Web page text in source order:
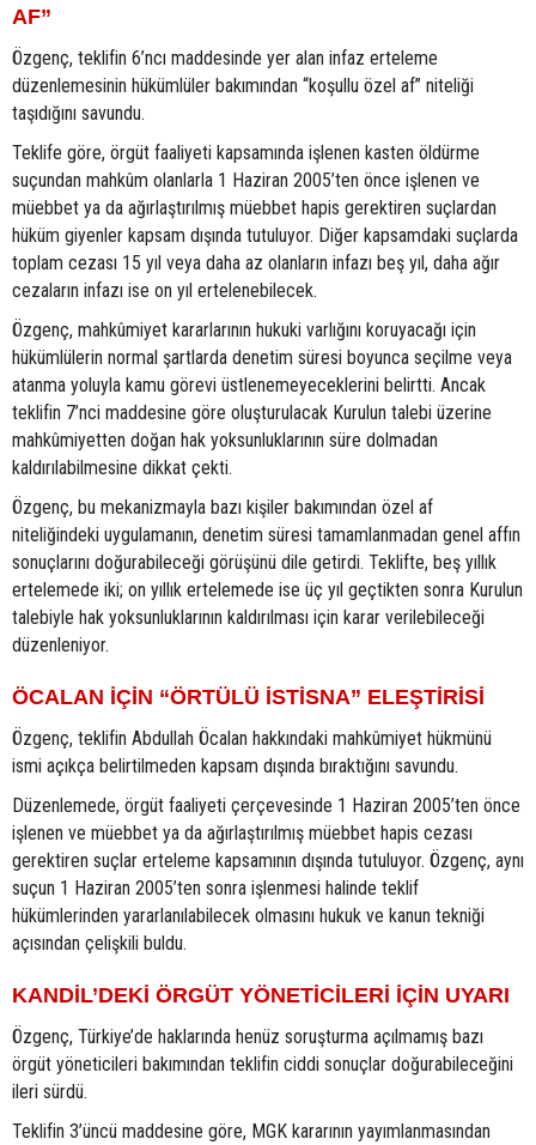
AF”
Özgenç, teklifin 6’ncı maddesinde yer alan infaz erteleme
düzenlemesinin hükümlüler bakımından “koşullu özel af” niteliği
taşıdığını savundu.
Teklife göre, örgüt faaliyeti kapsamında işlenen kasten öldürme
suçundan mahkûm olanlarla 1 Haziran 2005’ten önce işlenen ve
müebbet ya da ağırlaştırılmış müebbet hapis gerektiren suçlardan
hüküm giyenler kapsam dışında tutuluyor. Diğer kapsamdaki suçlarda
toplam cezası 15 yıl veya daha az olanların infazı beş yıl, daha ağır
cezaların infazı ise on yıl ertelenebilecek.
Özgenç, mahkûmiyet kararlarının hukuki varlığını koruyacağı için
hükümlülerin normal şartlarda denetim süresi boyunca seçilme veya
atanma yoluyla kamu görevi üstlenemeyeceklerini belirtti. Ancak
teklifin 7’nci maddesine göre oluşturulacak Kurulun talebi üzerine
mahkûmiyetten doğan hak yoksunluklarının süre dolmadan
kaldırılabilmesine dikkat çekti.
Özgenç, bu mekanizmayla bazı kişiler bakımından özel af
niteliğindeki uygulamanın, denetim süresi tamamlanmadan genel affın
sonuçlarını doğurabileceği görüşünü dile getirdi. Teklifte, beş yıllık
ertelemede iki; on yıllık ertelemede ise üç yıl geçtikten sonra Kurulun
talebiyle hak yoksunluklarının kaldırılması için karar verilebileceği
düzenleniyor.
ÖCALAN İÇİN “ÖRTÜLÜ İSTİSNA” ELEŞTİRİSİ
Özgenç, teklifin Abdullah Öcalan hakkındaki mahkûmiyet hükmünü
ismi açıkça belirtilmeden kapsam dışında bıraktığını savundu.
Düzenlemede, örgüt faaliyeti çerçevesinde 1 Haziran 2005’ten önce
işlenen ve müebbet ya da ağırlaştırılmış müebbet hapis cezası
gerektiren suçlar erteleme kapsamının dışında tutuluyor. Özgenç, aynı
suçun 1 Haziran 2005’ten sonra işlenmesi halinde teklif
hükümlerinden yararlanılabilecek olmasını hukuk ve kanun tekniği
açısından çelişkili buldu.
KANDİL’DEKİ ÖRGÜT YÖNETİCİLERİ İÇİN UYARI
Özgenç, Türkiye’de haklarında henüz soruşturma açılmamış bazı
örgüt yöneticileri bakımından teklifin ciddi sonuçlar doğurabileceğini
ileri sürdü.
Teklifin 3’üncü maddesine göre, MGK kararının yayımlanmasından